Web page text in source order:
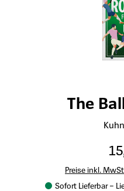
The
Preise inkl.
Sofort Lieferbar –